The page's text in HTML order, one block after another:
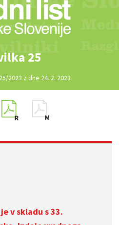
25
2023 z dne 24. 2. 2023
v skladu s 33.